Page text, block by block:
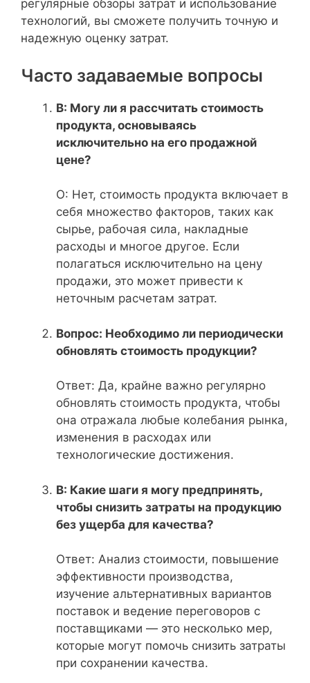
регулярные обзоры затрат и использование
технологий, вы сможете получить точную и
надежную оценку затрат.
Часто задаваемые вопросы
В: Могу ли я рассчитать стоимость
продукта, основываясь
исключительно на его продажной
цене?
О: Нет, стоимость продукта включает в
себя множество факторов, таких как
сырье, рабочая сила, накладные
расходы и многое другое. Если
полагаться исключительно на цену
продажи, это может привести к
неточным расчетам затрат.
Вопрос: Необходимо ли периодически
обновлять стоимость продукции?
Ответ: Да, крайне важно регулярно
обновлять стоимость продукта, чтобы
она отражала любые колебания рынка,
изменения в расходах или
технологические достижения.
В: Какие шаги я могу предпринять,
чтобы снизить затраты на продукцию
без ущерба для качества?
Ответ: Анализ стоимости, повышение
эффективности производства,
изучение альтернативных вариантов
поставок и ведение переговоров с
поставщиками — это несколько мер,
которые могут помочь снизить затраты
при сохранении качества.